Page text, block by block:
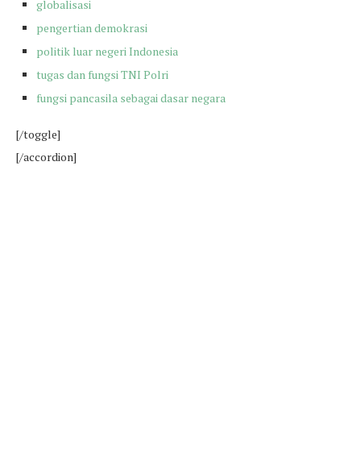
globalisasi
pengertian demokrasi
politik luar negeri Indonesia
tugas dan fungsi TNI Polri
fungsi pancasila sebagai dasar negara
[/toggle]
[/accordion]